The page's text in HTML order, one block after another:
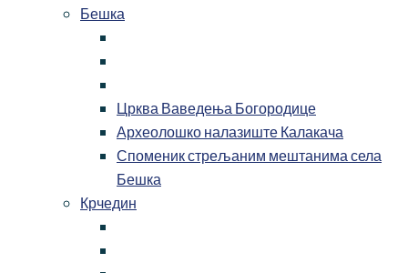
Бешка
Црква Ваведења Богородице
Археолошко налазиште Калакача
Споменик стрељаним мештанима села
Бешка
Крчедин